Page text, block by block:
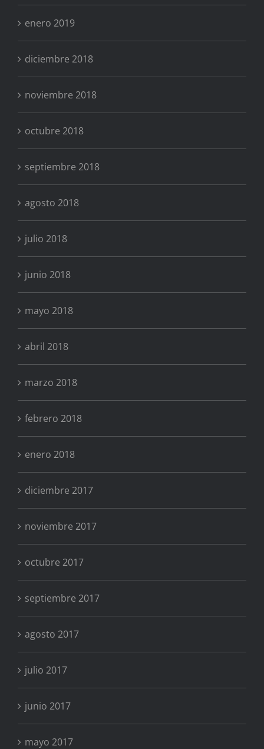
enero 2019
diciembre 2018
noviembre 2018
octubre 2018
septiembre 2018
agosto 2018
julio 2018
junio 2018
mayo 2018
abril 2018
marzo 2018
febrero 2018
enero 2018
diciembre 2017
noviembre 2017
octubre 2017
septiembre 2017
agosto 2017
julio 2017
junio 2017
mayo 2017